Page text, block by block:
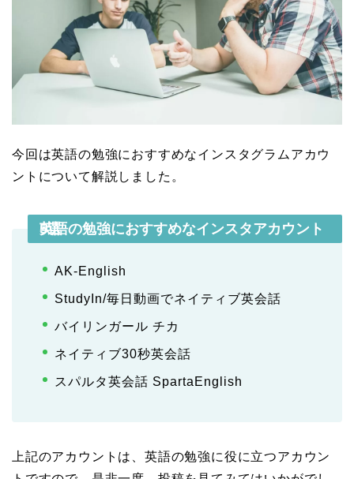
今回は英語の勉強におすすめなインスタグラムアカウ
ントについて解説しました。
英語の勉強におすすめなインスタアカウント5選
AK-English
StudyIn/毎日動画でネイティブ英会話
バイリンガール チカ
ネイティブ30秒英会話
スパルタ英会話 SpartaEnglish
上記のアカウントは、英語の勉強に役に立つアカウン